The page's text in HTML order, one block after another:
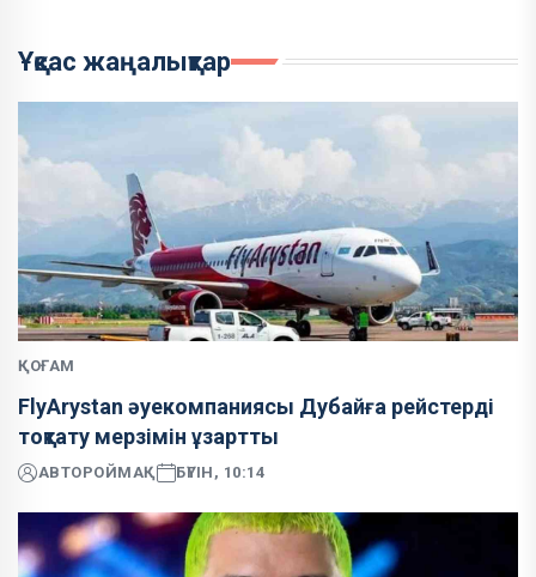
Ұқсас жаңалықтар
ҚОҒАМ
FlyArystan әуекомпаниясы Дубайға рейстерді
тоқтату мерзімін ұзартты
АВТОРОЙМАҚ БҮГІН, 10:14